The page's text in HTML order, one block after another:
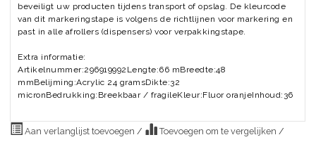
beveiligt uw producten tijdens transport of opslag. De kleurcode
van dit markeringstape is volgens de richtlijnen voor markering en
past in alle afrollers (dispensers) voor verpakkingstape.
Extra informatie:
Artikelnummer:296919992Lengte:66 mBreedte:48
mmBelijming:Acrylic 24 gramsDikte:32
micronBedrukking:Breekbaar / fragileKleur:Fluor oranjeInhoud:36
Aan verlanglijst toevoegen / Toevoegen om te vergelijken /